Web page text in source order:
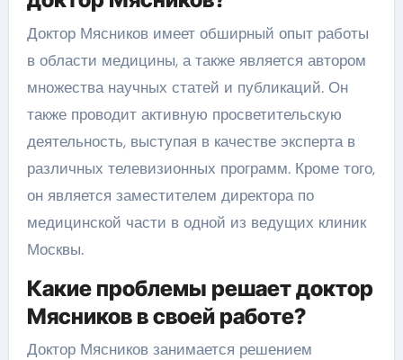
Доктор Мясников имеет обширный опыт работы
в области медицины, а также является автором
множества научных статей и публикаций. Он
также проводит активную просветительскую
деятельность, выступая в качестве эксперта в
различных телевизионных программ. Кроме того,
он является заместителем директора по
медицинской части в одной из ведущих клиник
Москвы.
Какие проблемы решает доктор
Мясников в своей работе?
Доктор Мясников занимается решением